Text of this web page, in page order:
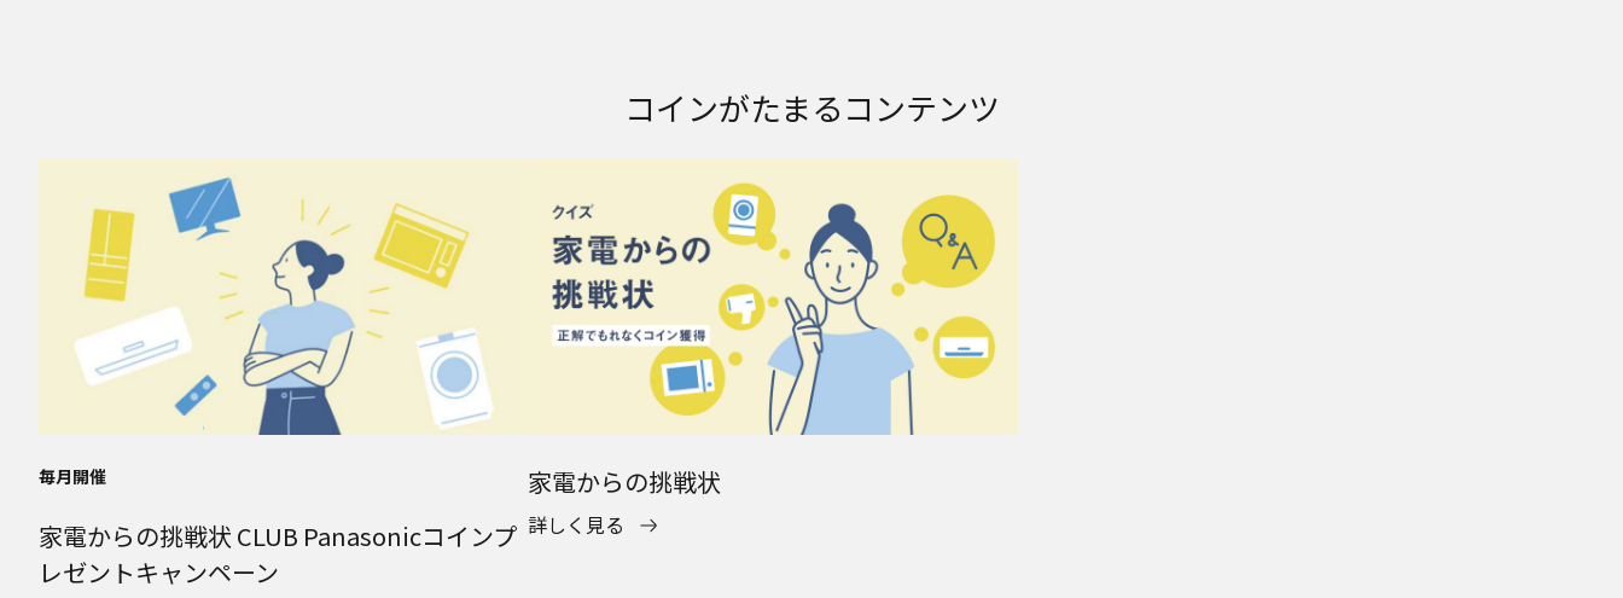
コインがたまるコンテンツ
毎月開催
家電からの挑戦状 CLUB Panasonicコインプ
レゼントキャンペーン
家電からの挑戦状
詳しく見る